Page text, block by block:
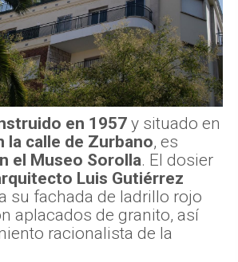
en 1957 y situado en
la calle de Zurbano, es
el Museo Sorolla. El dosier
Luis Gutiérrez
su fachada de ladrillo rojo
aplacados de granito, así
racionalista de la